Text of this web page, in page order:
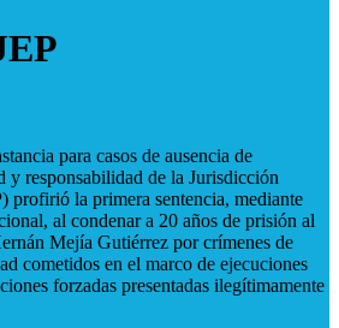
para casos de ausencia de
y responsabilidad de la Jurisdicción
profirió la primera sentencia, mediante
al condenar a 20 años de prisión al
Mejía Gutiérrez por crímenes de
cometidos en el marco de ejecuciones
forzadas presentadas ilegítimamente